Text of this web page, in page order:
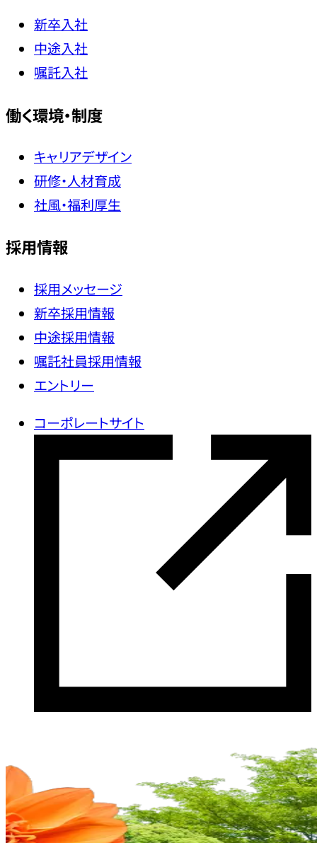
新卒入社
中途入社
嘱託入社
働く環境・制度
キャリアデザイン
研修・人材育成
社風・福利厚生
採用情報
採用メッセージ
新卒採用情報
中途採用情報
嘱託社員採用情報
エントリー
コーポレートサイト